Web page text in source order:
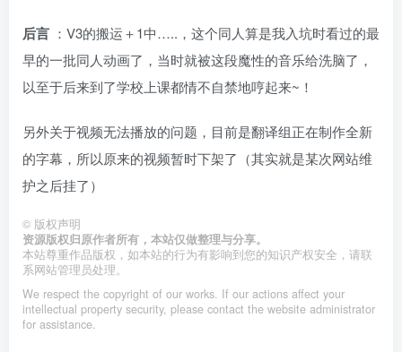
后言 ：V3的搬运＋1中…..，这个同人算是我入坑时看过的最
早的一批同人动画了，当时就被这段魔性的音乐给洗脑了，
以至于后来到了学校上课都情不自禁地哼起来~！
另外关于视频无法播放的问题，目前是翻译组正在制作全新
的字幕，所以原来的视频暂时下架了（其实就是某次网站维
护之后挂了）
© 版权声明
资源版权归原作者所有，本站仅做整理与分享。
本站尊重作品版权，如本站的行为有影响到您的知识产权安全，请联
系网站管理员处理。
We respect the copyright of our works. If our actions affect your
intellectual property security, please contact the website administrator
for assistance.